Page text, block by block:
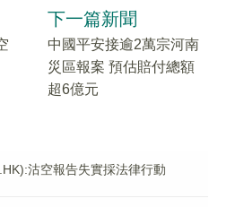
下一篇新聞
中國平安接逾2萬宗河南
災區報案 預估賠付總額
超6億元
沽空報告失實採法律行動